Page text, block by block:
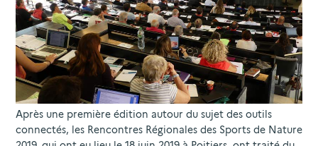
Après une première édition autour du sujet des outils
connectés, les Rencontres Régionales des Sports de Nature